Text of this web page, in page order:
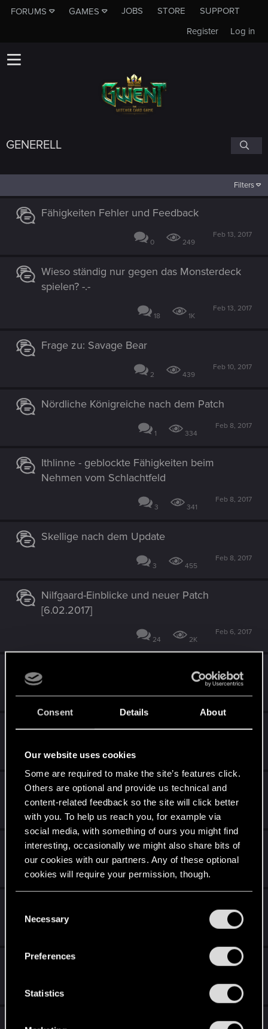
Consent Details About
Our website uses cookies
Some are required to make the site’s features click.
Others are optional and provide us technical and
content-related feedback so the site will click better
with you. To help us reach you, for example via
social media, with something of ours you might find
interesting, occasionally we might also share bits of
our cookies with our partners. Any of these optional
cookies will require your permission, though.
and tweak your preferences regarding them in the
Necessary
Preferences
Statistics
FORUMS GAMES JOBS STORE
SUPPORT
Log in
Register
GENERELL
Filters
Fähigkeiten Fehler und Feedback
0 249
Feb 13, 2017
Wieso ständig nur gegen das Monsterdeck
spielen? -.-
18 1K
Feb 13, 2017
Frage zu: Savage Bear
2 439
Feb 10, 2017
Nördliche Königreiche nach dem Patch
1 334
Feb 8, 2017
Ithlinne - geblockte Fähigkeiten beim
Nehmen vom Schlachtfeld
3 341
Feb 8, 2017
Skellige nach dem Update
3 455
Feb 8, 2017
Nilfgaard-Einblicke und neuer Patch
[6.02.2017]
24 2K
Feb 6, 2017
Belohnung am Ende einer Saison?
7 3K
Fässer und Scherben beim Update
Matchmaking
987
Jan 27, 2017
Inaktive Kartenentsorgung
0 492
Jan 25, 2017
Jan 25, 2017
Quen einsetzen
Jan 24, 2017